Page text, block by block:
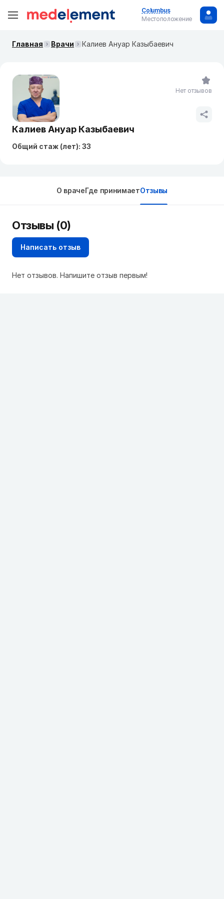
Columbus
Местоположение
Главная Врачи Калиев Ануар Казыбаевич
Калиев Ануар Казыбаевич
Общий стаж (лет): 33
Нет отзывов
О врачеГде принимаетОтзывы
Отзывы (0)
Написать отзыв
Нет отзывов. Напишите отзыв первым!